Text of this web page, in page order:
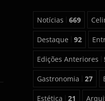
Notícias 669
Destaque 92
Edições Anteriores
Gastronomia 27
Estética 21